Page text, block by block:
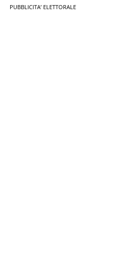
PUBBLICITA’ ELETTORALE